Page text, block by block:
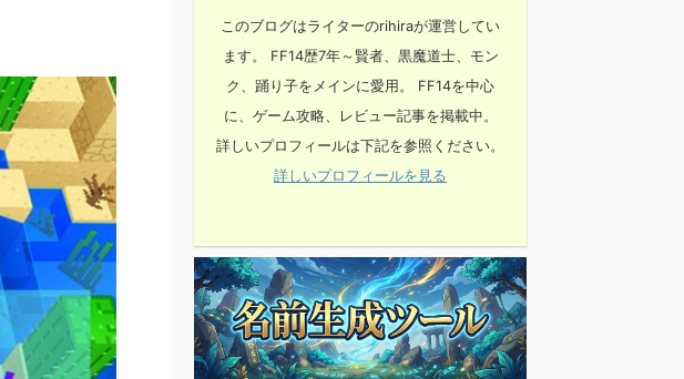
このブログはライターのrihiraが運営してい
ます。 FF14歴7年～賢者、黒魔道士、モン
ク、踊り子をメインに愛用。 FF14を中心
に、ゲーム攻略、レビュー記事を掲載中。
詳しいプロフィールは下記を参照ください。
詳しいプロフィールを見る